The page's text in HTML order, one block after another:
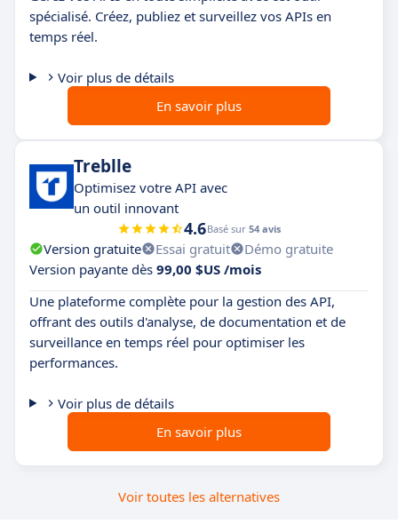
spécialisé. Créez, publiez et surveillez vos APIs en
temps réel.
Voir plus de détails
En savoir plus
Treblle
Optimisez votre API avec
un outil innovant
4.6Basé sur 54 avis
Version gratuite Essai gratuit
Démo gratuite
Version payante dès 99,00 $US /mois
Une plateforme complète pour la gestion des API,
offrant des outils d'analyse, de documentation et de
surveillance en temps réel pour optimiser les
performances.
Voir plus de détails
En savoir plus
Voir toutes les alternatives